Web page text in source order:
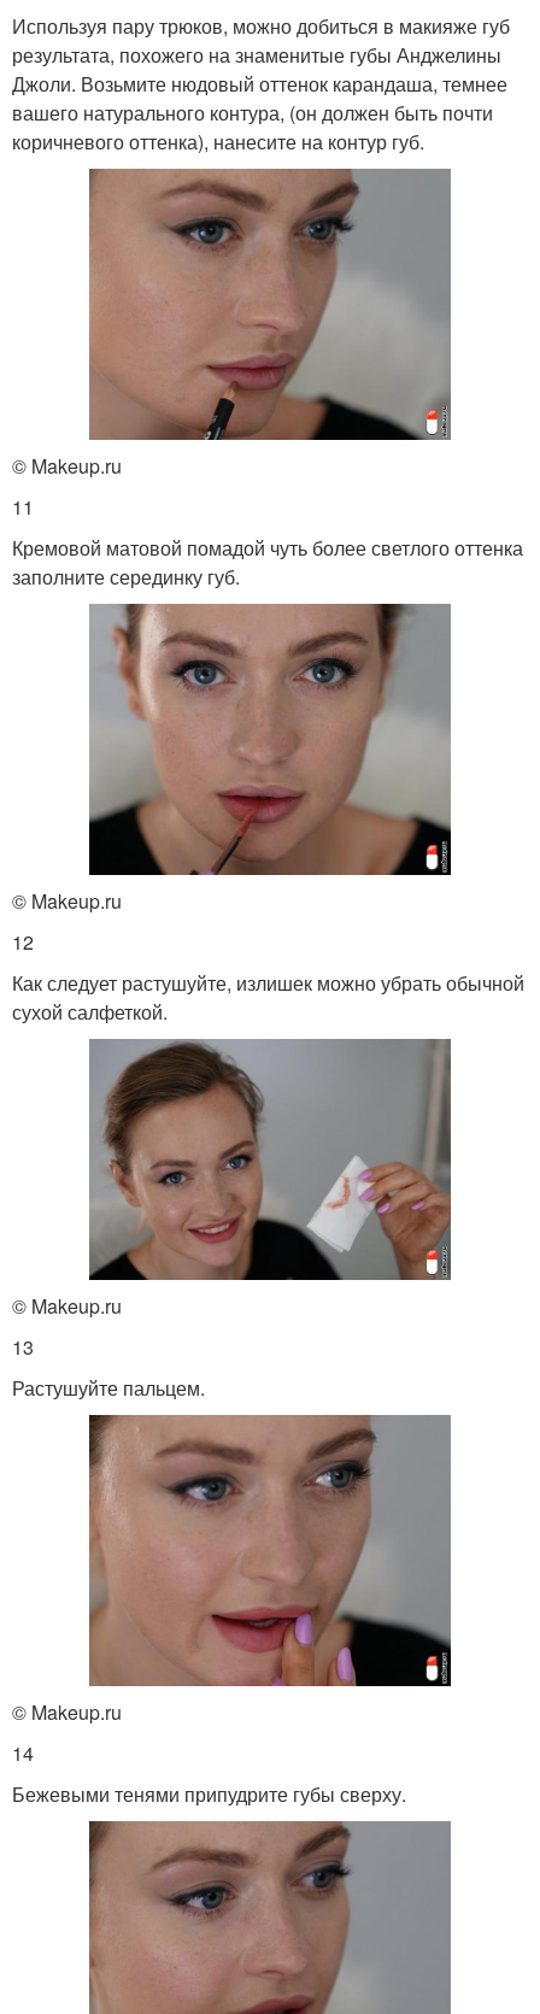
Используя пару трюков, можно добиться в макияже губ
результата, похожего на знаменитые губы Анджелины
Джоли. Возьмите нюдовый оттенок карандаша, темнее
вашего натурального контура, (он должен быть почти
коричневого оттенка), нанесите на контур губ.
© Makeup.ru
11
Кремовой матовой помадой чуть более светлого оттенка
заполните серединку губ.
© Makeup.ru
12
Как следует растушуйте, излишек можно убрать обычной
сухой салфеткой.
© Makeup.ru
13
Растушуйте пальцем.
© Makeup.ru
14
Бежевыми тенями припудрите губы сверху.